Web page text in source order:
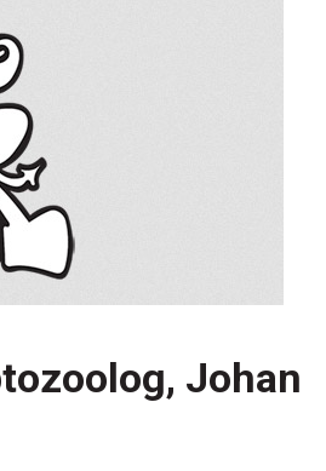
Johan